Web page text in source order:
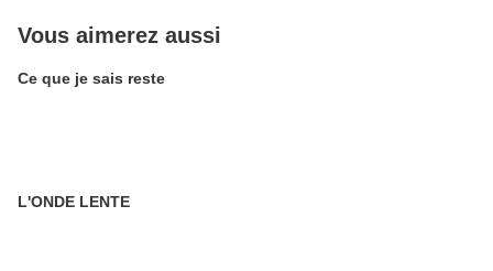
Vous aimerez aussi
Ce que je sais reste
L'ONDE LENTE